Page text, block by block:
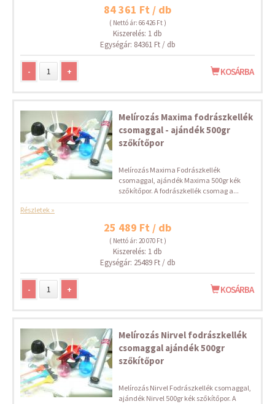
84 361 Ft / db
( Nettó ár: 66 426 Ft )
Kiszerelés: 1 db
Egységár: 84361 Ft / db
- + KOSÁRBA
Melírozás Maxima fodrászkellék
csomaggal - ajándék 500gr
szőkítőpor
Melírozás Maxima Fodrászkellék
csomaggal, ajándék Maxima 500gr kék
szőkítőpor. A fodrászkellék csomag a...
Részletek »
25 489 Ft / db
( Nettó ár: 20 070 Ft )
Kiszerelés: 1 db
Egységár: 25489 Ft / db
- + KOSÁRBA
Melírozás Nirvel fodrászkellék
csomaggal ajándék 500gr
szőkítőpor
Melírozás Nirvel Fodrászkellék csomaggal,
ajándék Nirvel 500gr kék szőkítőpor. A